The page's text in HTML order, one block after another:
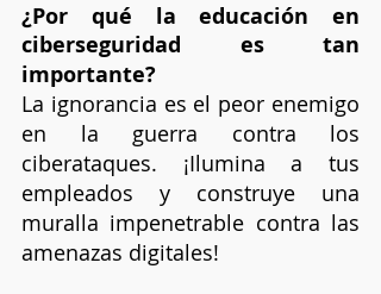
¿Por qué la educación en
ciberseguridad es tan
importante?
La ignorancia es el peor enemigo
en la guerra contra los
ciberataques. ¡Ilumina a tus
empleados y construye una
muralla impenetrable contra las
amenazas digitales!